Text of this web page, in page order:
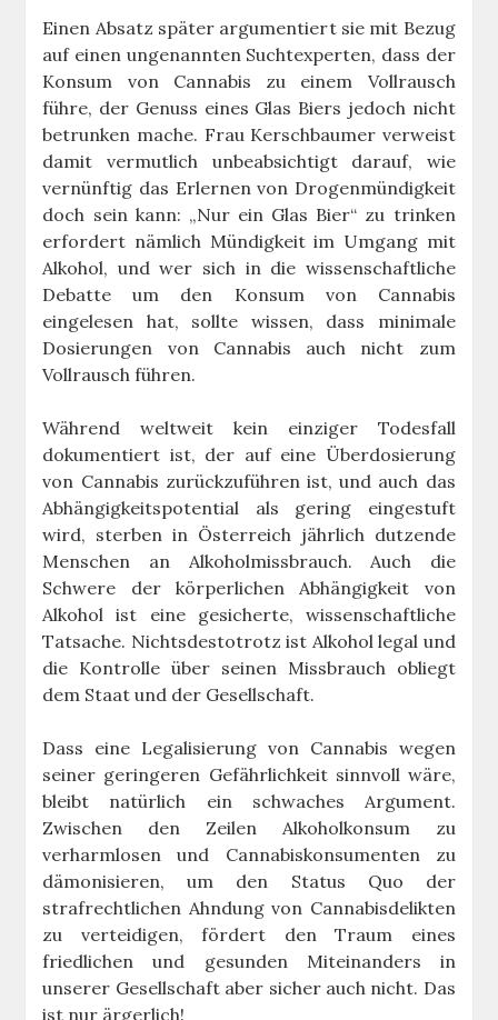
Einen Absatz später argumentiert sie mit Bezug
auf einen ungenannten Suchtexperten, dass der
Konsum von Cannabis zu einem Vollrausch
führe, der Genuss eines Glas Biers jedoch nicht
betrunken mache. Frau Kerschbaumer verweist
damit vermutlich unbeabsichtigt darauf, wie
vernünftig das Erlernen von Drogenmündigkeit
doch sein kann: „Nur ein Glas Bier“ zu trinken
erfordert nämlich Mündigkeit im Umgang mit
Alkohol, und wer sich in die wissenschaftliche
Debatte um den Konsum von Cannabis
eingelesen hat, sollte wissen, dass minimale
Dosierungen von Cannabis auch nicht zum
Vollrausch führen.
Während weltweit kein einziger Todesfall
dokumentiert ist, der auf eine Überdosierung
von Cannabis zurückzuführen ist, und auch das
Abhängigkeitspotential als gering eingestuft
wird, sterben in Österreich jährlich dutzende
Menschen an Alkoholmissbrauch. Auch die
Schwere der körperlichen Abhängigkeit von
Alkohol ist eine gesicherte, wissenschaftliche
Tatsache. Nichtsdestotrotz ist Alkohol legal und
die Kontrolle über seinen Missbrauch obliegt
dem Staat und der Gesellschaft.
Dass eine Legalisierung von Cannabis wegen
seiner geringeren Gefährlichkeit sinnvoll wäre,
bleibt natürlich ein schwaches Argument.
Zwischen den Zeilen Alkoholkonsum zu
verharmlosen und Cannabiskonsumenten zu
dämonisieren, um den Status Quo der
strafrechtlichen Ahndung von Cannabisdelikten
zu verteidigen, fördert den Traum eines
friedlichen und gesunden Miteinanders in
unserer Gesellschaft aber sicher auch nicht. Das
ist nur ärgerlich!